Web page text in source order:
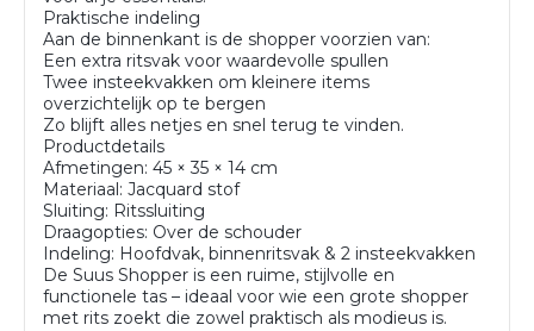
Praktische indeling
Aan de binnenkant is de shopper voorzien van:
Een extra ritsvak voor waardevolle spullen
Twee insteekvakken om kleinere items
overzichtelijk op te bergen
Zo blijft alles netjes en snel terug te vinden.
Productdetails
Afmetingen: 45 × 35 × 14 cm
Materiaal: Jacquard stof
Sluiting: Ritssluiting
Draagopties: Over de schouder
Indeling: Hoofdvak, binnenritsvak & 2 insteekvakken
De Suus Shopper is een ruime, stijlvolle en
functionele tas – ideaal voor wie een grote shopper
met rits zoekt die zowel praktisch als modieus is.